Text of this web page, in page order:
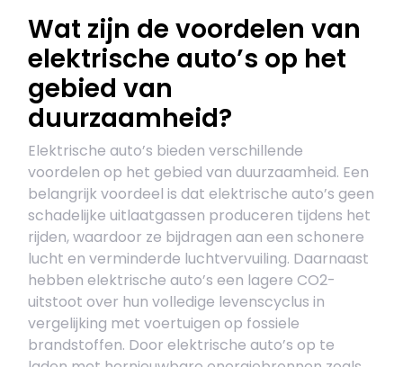
Wat zijn de voordelen van
elektrische auto’s op het
gebied van
duurzaamheid?
Elektrische auto’s bieden verschillende
voordelen op het gebied van duurzaamheid. Een
belangrijk voordeel is dat elektrische auto’s geen
schadelijke uitlaatgassen produceren tijdens het
rijden, waardoor ze bijdragen aan een schonere
lucht en verminderde luchtvervuiling. Daarnaast
hebben elektrische auto’s een lagere CO2-
uitstoot over hun volledige levenscyclus in
vergelijking met voertuigen op fossiele
brandstoffen. Door elektrische auto’s op te